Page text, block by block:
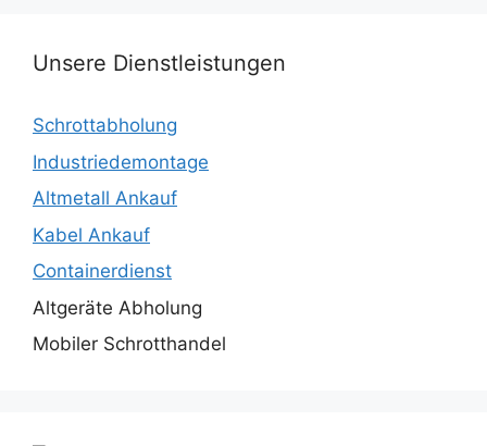
Unsere Dienstleistungen
Schrottabholung
Industriedemontage
Altmetall Ankauf
Kabel Ankauf
Containerdienst
Altgeräte Abholung
Mobiler Schrotthandel